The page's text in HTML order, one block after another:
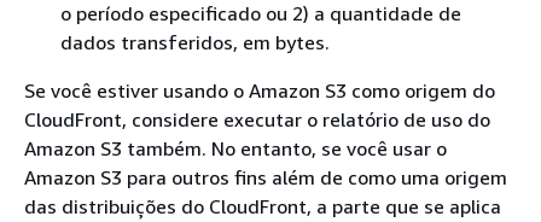
o período especificado ou 2) a quantidade de
dados transferidos, em bytes.
Se você estiver usando o Amazon S3 como origem do
CloudFront, considere executar o relatório de uso do
Amazon S3 também. No entanto, se você usar o
Amazon S3 para outros fins além de como uma origem
das distribuições do CloudFront, a parte que se aplica